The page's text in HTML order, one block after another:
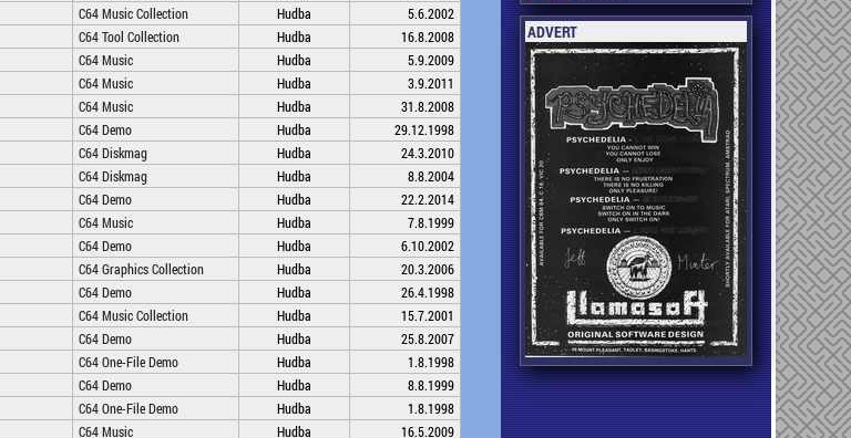
C64 Music Collection Hudba
5.6.2002
C64 Tool Collection Hudba
16.8.2008
C64 Music Hudba
5.9.2009
C64 Music Hudba
3.9.2011
C64 Music Hudba
31.8.2008
C64 Demo Hudba
29.12.1998
C64 Diskmag Hudba
24.3.2010
C64 Diskmag Hudba
8.8.2004
C64 Demo Hudba
22.2.2014
C64 Music Hudba
7.8.1999
C64 Demo Hudba
6.10.2002
C64 Graphics Collection Hudba
20.3.2006
C64 Demo Hudba
26.4.1998
C64 Music Collection Hudba
15.7.2001
C64 Demo Hudba
25.8.2007
C64 One-File Demo Hudba
1.8.1998
C64 Demo Hudba
8.8.1999
C64 One-File Demo Hudba
1.8.1998
C64 Music Hudba
16.5.2009
ADVERT